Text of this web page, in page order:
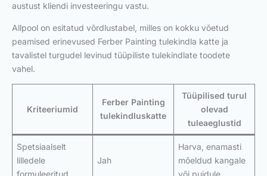
austust kliendi investeeringu vastu.
Allpool on esitatud võrdlustabel, milles on kokku võetud
peamised erinevused Ferber Painting tulekindla katte ja
tavalistel turgudel levinud tüüpiliste tulekindlate toodete
vahel.
Kriteeriumid
Ferber Painting
tulekindluskatte
Tüüpilised turul
olevad
tuleaeglustid
Spetsiaalselt
lilledele
Jah
Harva, enamasti
mõeldud kangale